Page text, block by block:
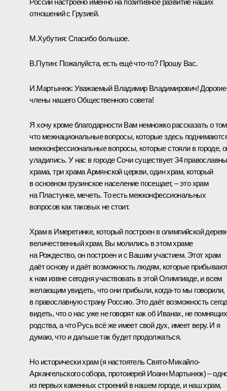
отношений с Грузией.
М.Хубутия: Спасибо большое.
В.Путин: Пожалуйста, есть ещё что‑то? Прошу Вас.
И.Мартынюк: Уважаемый Владимир Владимирович! Дорогие
члены нашего Общественного совета!
Я хочу кроме благодарности Вам немножко рассказать о
что межнациональные вопросы, которые здесь
межконфессиональные вопросы, которые стояли в городе,
уладились. У нас в городе Сочи существует 34
храма, три храма Армянской церкви, один храм, который
в основном грузинское население посещает, – это храм
на Пластунке, мечеть. То есть межконфессиональных
вопросов как таковых не стоит.
Храм в Имеретинке, который построен в олимпийской
величественный храм, Вы молились в этом храме
на Рождество, он построен и с Вашим участием. Этот храм
даёт основу и даёт возможность людям, которые
к нам извне сегодня участвовать в этой Олимпиаде, и всем
желающим увидеть, что они прибыли, когда‑то мы говорили,
в православную страну Россию. Это даёт возможность
видеть, что о нас уже не говорят как об Иванах, не помнящих
родства, а что Русь всё же имеет свой дух, имеет веру. И я
думаю, что и дальше так будет продолжаться.
Но исторически храм (я настоятель Свято-Михайло-
Архангельского собора, протоиерей Иоанн Мартынюк) –
из первых каменных строений в нашем городе, и наш храм,